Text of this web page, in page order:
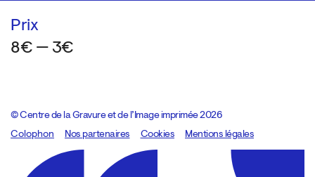
Prix
8€ — 3€
© Centre de la Gravure et de l’Image imprimée 2026
Colophon
Design:Marcel Kaczmarek, code:8080.studio
Nos partenaires Cookies Mentions légales